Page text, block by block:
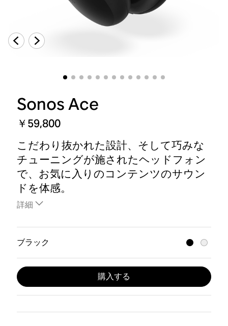
Sonos Ace
￥59,800
こだわり抜かれた設計、そして巧みな
チューニングが施されたヘッドフォン
で、お気に入りのコンテンツのサウン
ドを体感。
詳細
ブラック
購入する